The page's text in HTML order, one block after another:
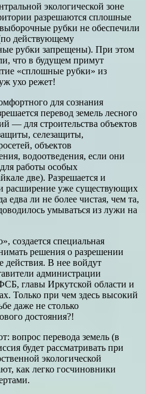
экологической зоне
разрешаются сплошные
рубки не обеспечили
действующему
рубки запрещены). При этом
что в будущем примут
«сплошные рубки» из
ухо режет!
для сознания
перевод земель лесного
— для строительства объектов
селезащиты,
объектов
водоотведения, если они
работы особых
две). Разрешается и
расширение уже существующих
едва ли не более чистая, чем та,
умываться из лужи на
создается специальная
решения о разрешении
действия. В нее войдут
администрации
главы Иркутской области и
Только при чем здесь высокий
даже не столько
достояния?!
вопрос перевода земель (в
будет рассматривать при
экологической
как легко госчиновники